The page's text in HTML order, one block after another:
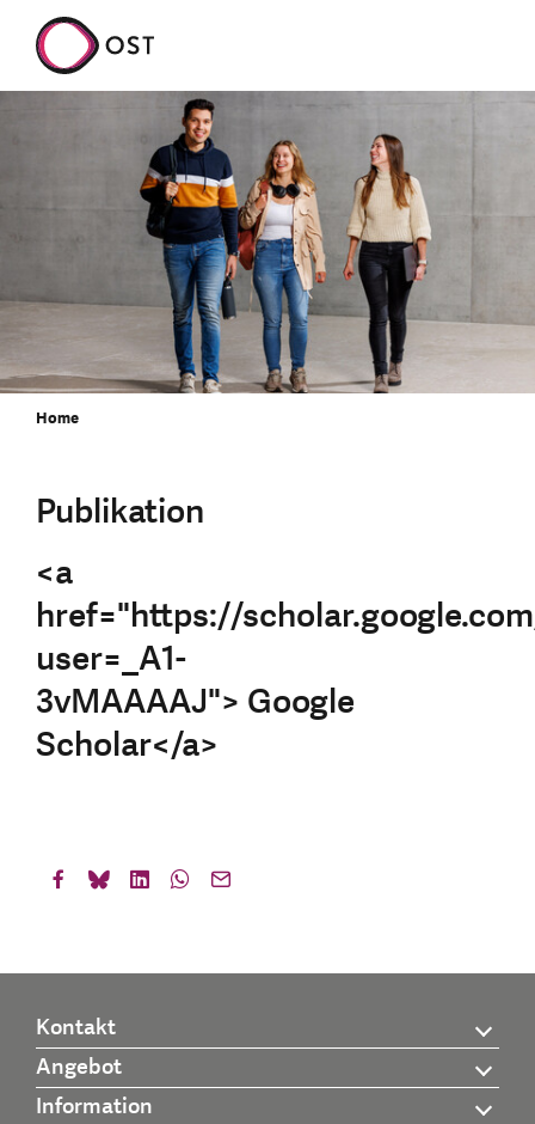
Home
Publikation
<a
href="https://
user=_A1-
3vMAAAAJ"> Google
Scholar</a>
Kontakt
Angebot
Information